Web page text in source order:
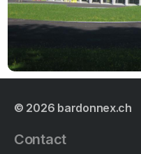
© 2026 bardonnex.ch
Contact